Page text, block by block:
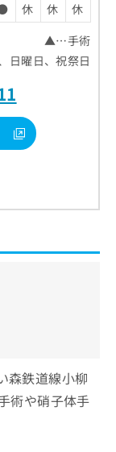
休 休
休
▲…手術
日曜日、祝祭日
森鉄道線小柳
術や硝子体手